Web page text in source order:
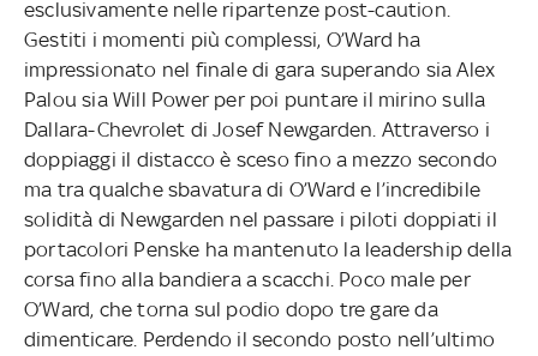
esclusivamente nelle ripartenze post-caution.
Gestiti i momenti più complessi, O’Ward ha
impressionato nel finale di gara superando sia Alex
Palou sia Will Power per poi puntare il mirino sulla
Dallara-Chevrolet di Josef Newgarden. Attraverso i
doppiaggi il distacco è sceso fino a mezzo secondo
ma tra qualche sbavatura di O’Ward e l’incredibile
solidità di Newgarden nel passare i piloti doppiati il
portacolori Penske ha mantenuto la leadership della
corsa fino alla bandiera a scacchi. Poco male per
O’Ward, che torna sul podio dopo tre gare da
dimenticare. Perdendo il secondo posto nell’ultimo